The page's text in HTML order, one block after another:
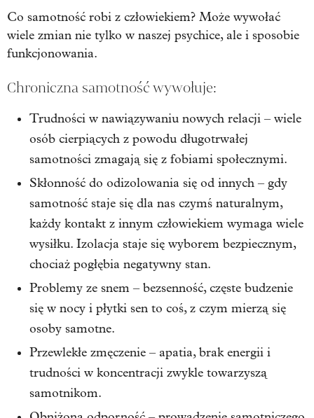
Co samotność robi z człowiekiem? Może wywołać
wiele zmian nie tylko w naszej psychice, ale i sposobie
funkcjonowania.
Chroniczna samotność wywołuje:
Trudności w nawiązywaniu nowych relacji – wiele
osób cierpiących z powodu długotrwałej
samotności zmagają się z fobiami społecznymi.
Skłonność do odizolowania się od innych – gdy
samotność staje się dla nas czymś naturalnym,
każdy kontakt z innym człowiekiem wymaga wiele
wysiłku. Izolacja staje się wyborem bezpiecznym,
chociaż pogłębia negatywny stan.
Problemy ze snem – bezsenność, częste budzenie
się w nocy i płytki sen to coś, z czym mierzą się
osoby samotne.
Przewlekłe zmęczenie – apatia, brak energii i
trudności w koncentracji zwykle towarzyszą
samotnikom.